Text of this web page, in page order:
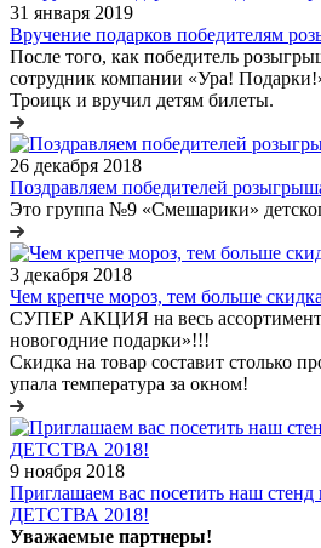
31 января 2019
Вручение подарков победителям
После того, как победитель
сотрудник компании «Ура!
Троицк и вручил детям билеты.
26 декабря 2018
Поздравляем победителей
Это группа №9 «Смешарики»
3 декабря 2018
Чем крепче мороз, тем больше
СУПЕР АКЦИЯ на весь ассортимент
новогодние подарки»!!!
Скидка на товар составит столько
упала температура за окном!
9 ноября 2018
Приглашаем вас посетить наш
ДЕТСТВА 2018!
Уважаемые партнеры!